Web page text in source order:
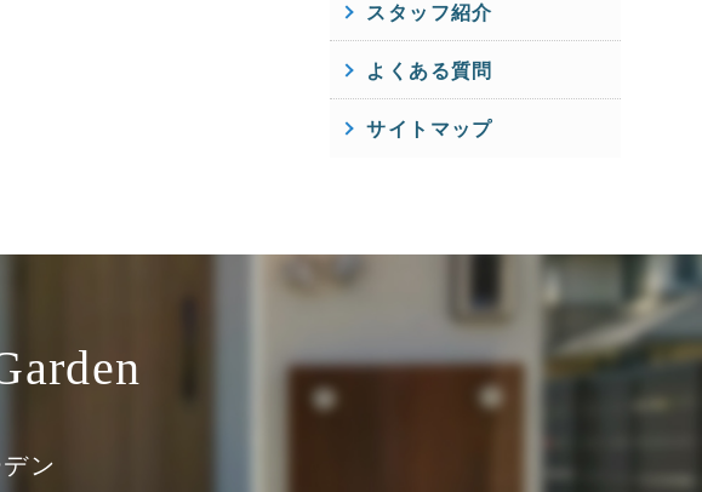
スタッフ紹介
よくある質問
サイトマップ
ン